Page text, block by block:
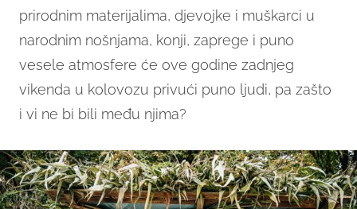
prirodnim materijalima, djevojke i muškarci u
narodnim nošnjama, konji, zaprege i puno
vesele atmosfere će ove godine zadnjeg
vikenda u kolovozu privući puno ljudi, pa zašto
i vi ne bi bili među njima?